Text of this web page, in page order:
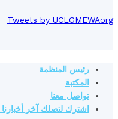
Tweets by UCLGMEWAorg
رئيس المنظمة
المكتبة
تواصل معنا
اشترك لتصلك آخر أخبارنا